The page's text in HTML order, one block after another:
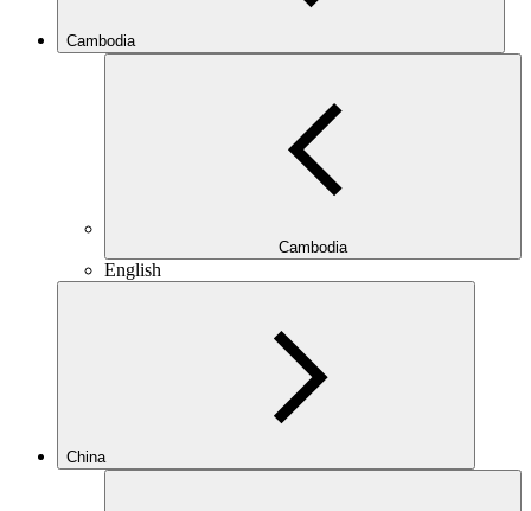
Cambodia
Cambodia
English
China